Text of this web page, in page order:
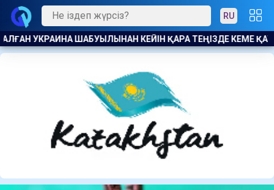
RU
КЕМЕ ҚАТЫНАСЫН ШЕКТЕДІ ӘДІЛДІК ПЕН